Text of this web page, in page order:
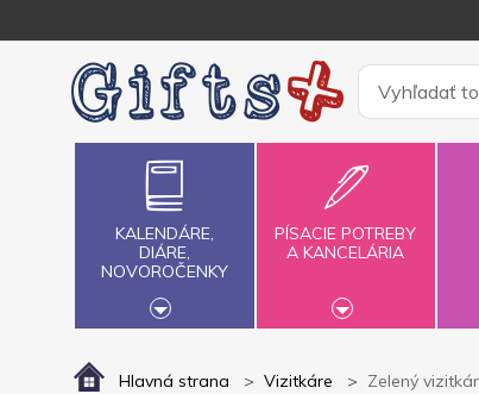
KALENDÁRE,
DIÁRE,
NOVOROČENKY
PÍSACIE POTREBY
A KANCELÁRIA
Hlavná strana Vizitkáre Zelený